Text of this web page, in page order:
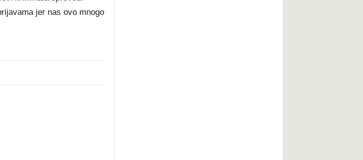
jer nas ovo mnogo